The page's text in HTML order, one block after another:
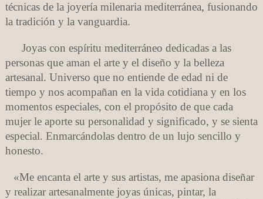
técnicas de la joyería milenaria mediterránea, fusionando
la tradición y la vanguardia.
Joyas con espíritu mediterráneo dedicadas a las
personas que aman el arte y el diseño y la belleza
artesanal. Universo que no entiende de edad ni de
tiempo y nos acompañan en la vida cotidiana y en los
momentos especiales, con el propósito de que cada
mujer le aporte su personalidad y significado, y se sienta
especial. Enmarcándolas dentro de un lujo sencillo y
honesto.
«Me encanta el arte y sus artistas, me apasiona diseñar
y realizar artesanalmente joyas únicas, pintar, la